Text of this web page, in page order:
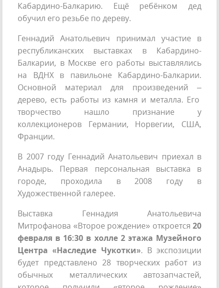
Кабардино-Балкарию. Ещё ребёнком дед
обучил его резьбе по дереву.
Геннадий Анатольевич принимал участие в
республиканских выставках в Кабардино-
Балкарии, в Москве его работы выставлялись
на ВДНХ в павильоне Кабардино-Балкарии.
Основной материал для произведений –
дерево, есть работы из камня и металла. Его
творчество нашло признание у
коллекционеров Германии, Норвегии, США,
Франции.
В 2007 году Геннадий Анатольевич приехал в
Анадырь. Первая персональная выставка в
городе, проходила в 2008 году в
Художественной галерее.
Выставка Геннадия Анатольевича
Митрофанова «Второе рождение» откроется 20
февраля в 16:30 в холле 2 этажа Музейного
Центра «Наследие Чукотки». В экспозиции
будет представлено 28 творческих работ из
обычных металлических автозапчастей,